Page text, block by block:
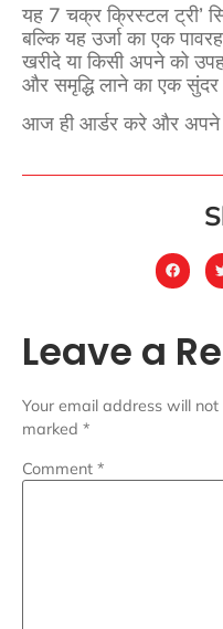
यह 7 चक्र क्रिस्टल ट्री’
बल्कि यह उर्जा का एक
खरीदे या किसी अपने को
और समृ‌द्धि लाने का एक सुंदर
आज ही आर्डर करे और अपने
Leave a
Your email address will
marked *
Comment *